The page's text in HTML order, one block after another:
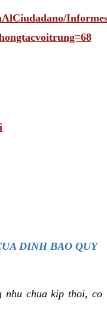
DINH BAO QUY
nhu chua kip thoi, co